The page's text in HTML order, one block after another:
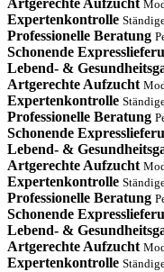
Artgerechte Aufzucht
Expertenkontrolle
Professionelle Beratung
Schonende
Lebend- &
Artgerechte Aufzucht
Expertenkontrolle
Professionelle Beratung
Schonende
Lebend- &
Artgerechte Aufzucht
Expertenkontrolle
Professionelle Beratung
Schonende
Lebend- &
Artgerechte Aufzucht
Expertenkontrolle